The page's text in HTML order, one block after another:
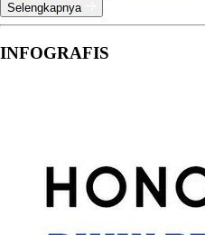
Selengkapnya
INFOGRAFIS